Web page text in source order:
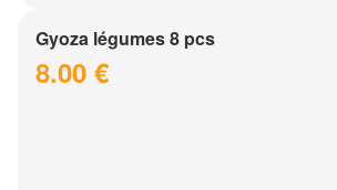
Gyoza légumes 8 pcs
8.00 €